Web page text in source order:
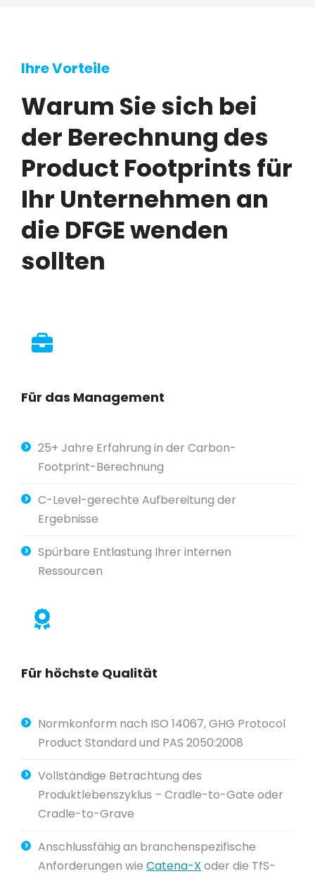
Ihre Vorteile
Warum Sie sich bei
der Berechnung des
Product Footprints für
Ihr Unternehmen an
die DFGE wenden
sollten
Für das Management
25+ Jahre Erfahrung in der Carbon-
Footprint-Berechnung
C-Level-gerechte Aufbereitung der
Ergebnisse
Spürbare Entlastung Ihrer internen
Ressourcen
Für höchste Qualität
Normkonform nach ISO 14067, GHG Protocol
Product Standard und PAS 2050:2008
Vollständige Betrachtung des
Produktlebenszyklus – Cradle-to-Gate oder
Cradle-to-Grave
Anschlussfähig an branchenspezifische
Anforderungen wie Catena-X oder die TfS-